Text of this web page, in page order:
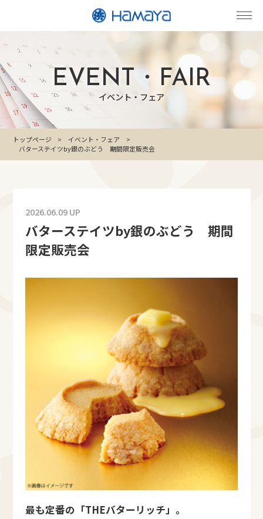
EVENT・FAIR
イベント・フェア
トップページ
イベント・フェア
バターステイツby銀のぶどう 期間限定販売会
2026.06.09 UP
バターステイツby銀のぶどう 期間
限定販売会
最も定番の「THEバターリッチ」。